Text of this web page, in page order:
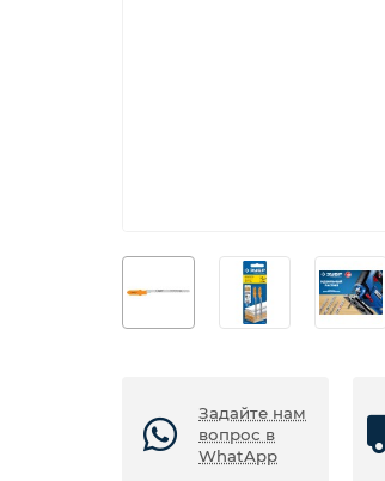
Задайте нам
вопрос в
WhatApp